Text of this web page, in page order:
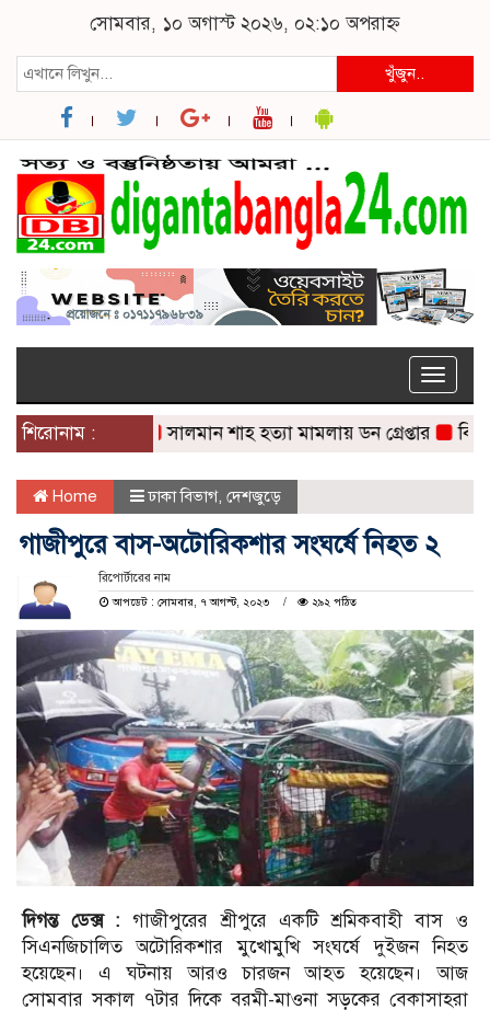
সোমবার, ১০ অগাস্ট ২০২৬, ০২:১০ অপরাহ্ন
খুঁজুন..
Toggle
শিরোনাম :
সালমান শাহ হত্যা মামলায় ডন গ্রেপ্তার বিভিন্ন
Home ঢাকা বিভাগ, দেশজুড়ে
গাজীপুরে বাস-অটোরিকশার সংঘর্ষে নিহত ২
রিপোর্টারের নাম
আপডেট : সোমবার, ৭ আগস্ট, ২০২৩
২৯২ পঠিত
দিগন্ত ডেক্স : গাজীপুরের শ্রীপুরে একটি শ্রমিকবাহী বাস ও
সিএনজিচালিত অটোরিকশার মুখোমুখি সংঘর্ষে দুইজন নিহত
হয়েছেন। এ ঘটনায় আরও চারজন আহত হয়েছেন। আজ
সোমবার সকাল ৭টার দিকে বরমী-মাওনা সড়কের বেকাসাহরা